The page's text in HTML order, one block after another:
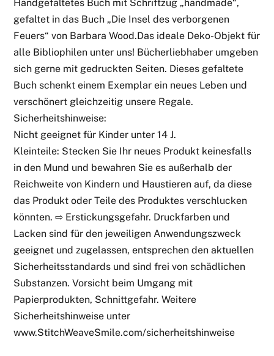
Handgefaltetes Buch mit Schriftzug „handmade“,
gefaltet in das Buch „Die Insel des verborgenen
Feuers“ von Barbara Wood.Das ideale Deko-Objekt für
alle Bibliophilen unter uns! Bücherliebhaber umgeben
sich gerne mit gedruckten Seiten. Dieses gefaltete
Buch schenkt einem Exemplar ein neues Leben und
verschönert gleichzeitig unsere Regale.
Sicherheitshinweise:
Nicht geeignet für Kinder unter 14 J.
Kleinteile: Stecken Sie Ihr neues Produkt keinesfalls
in den Mund und bewahren Sie es außerhalb der
Reichweite von Kindern und Haustieren auf, da diese
das Produkt oder Teile des Produktes verschlucken
könnten. ⇨ Erstickungsgefahr. Druckfarben und
Lacken sind für den jeweiligen Anwendungszweck
geeignet und zugelassen, entsprechen den aktuellen
Sicherheitsstandards und sind frei von schädlichen
Substanzen. Vorsicht beim Umgang mit
Papierprodukten, Schnittgefahr. Weitere
Sicherheitshinweise unter
www.StitchWeaveSmile.com/sicherheitshinweise